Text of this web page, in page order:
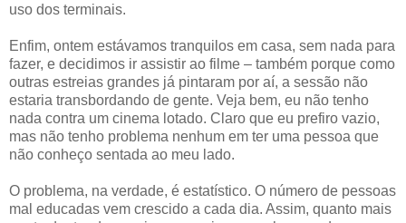
uso dos terminais.
Enfim, ontem estávamos tranquilos em casa, sem nada para
fazer, e decidimos ir assistir ao filme – também porque como
outras estreias grandes já pintaram por aí, a sessão não
estaria transbordando de gente. Veja bem, eu não tenho
nada contra um cinema lotado. Claro que eu prefiro vazio,
mas não tenho problema nenhum em ter uma pessoa que
não conheço sentada ao meu lado.
O problema, na verdade, é estatístico. O número de pessoas
mal educadas vem crescido a cada dia. Assim, quanto mais